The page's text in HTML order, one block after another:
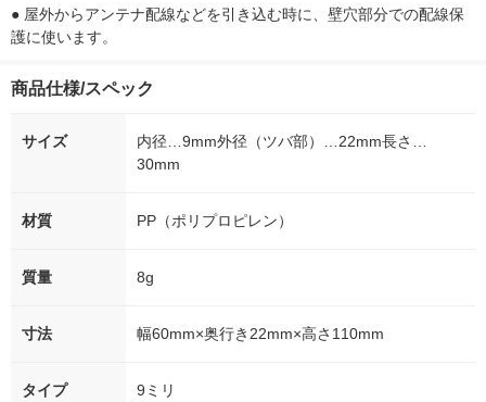
オリジナル
● 屋外からアンテナ配線などを引き込む時に、壁穴部分での配線保
護に使います。
商品仕様/スペック
サイズ
内径…9mm外径（ツバ部）…22mm長さ…
30mm
材質 PP（ポリプロピレン）
質量 8g
寸法 幅60mm×奥行き22mm×高さ110mm
タイプ 9ミリ